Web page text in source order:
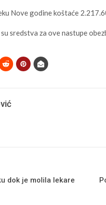
Nove godine koštaće
sredstva za ove nastupe
dok je molila lekare